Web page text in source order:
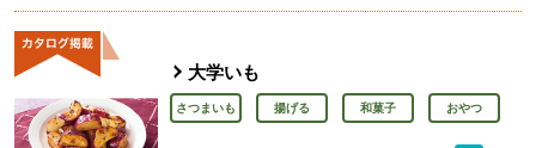
大学いも
さつまいも 揚げる 和菓子 おやつ